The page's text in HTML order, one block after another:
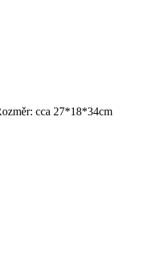
cca 27*18*34cm